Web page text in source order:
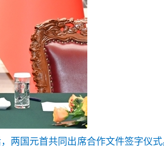
两国元首共同出席合作文件签字仪